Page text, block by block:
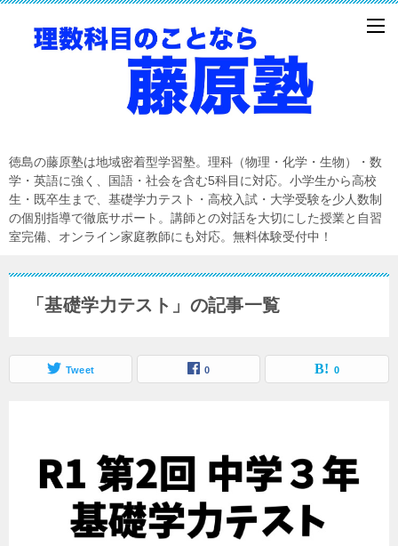
徳島の藤原塾は地域密着型学習塾。理科（物理・化学・生物）・数
学・英語に強く、国語・社会を含む5科目に対応。小学生から高校
生・既卒生まで、基礎学力テスト・高校入試・大学受験を少人数制
の個別指導で徹底サポート。講師との対話を大切にした授業と自習
室完備、オンライン家庭教師にも対応。無料体験受付中！
「基礎学力テスト」の記事一覧
Tweet 0 0